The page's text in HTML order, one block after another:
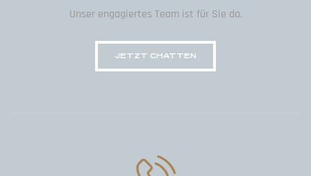
Unser engagiertes Team ist für Sie da.
JETZT CHATTEN